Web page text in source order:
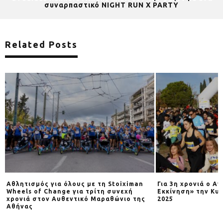
συναρπαστικό NIGHT RUN X PARTY
Related Posts
Αθλητισμός για όλους με τη Stoiximan
Wheels of Change για τρίτη συνεχή
χρονιά στον Αυθεντικό Μαραθώνιο της
Αθήνας
Για 3η χρονιά o
Εκκίνηση» την
2025